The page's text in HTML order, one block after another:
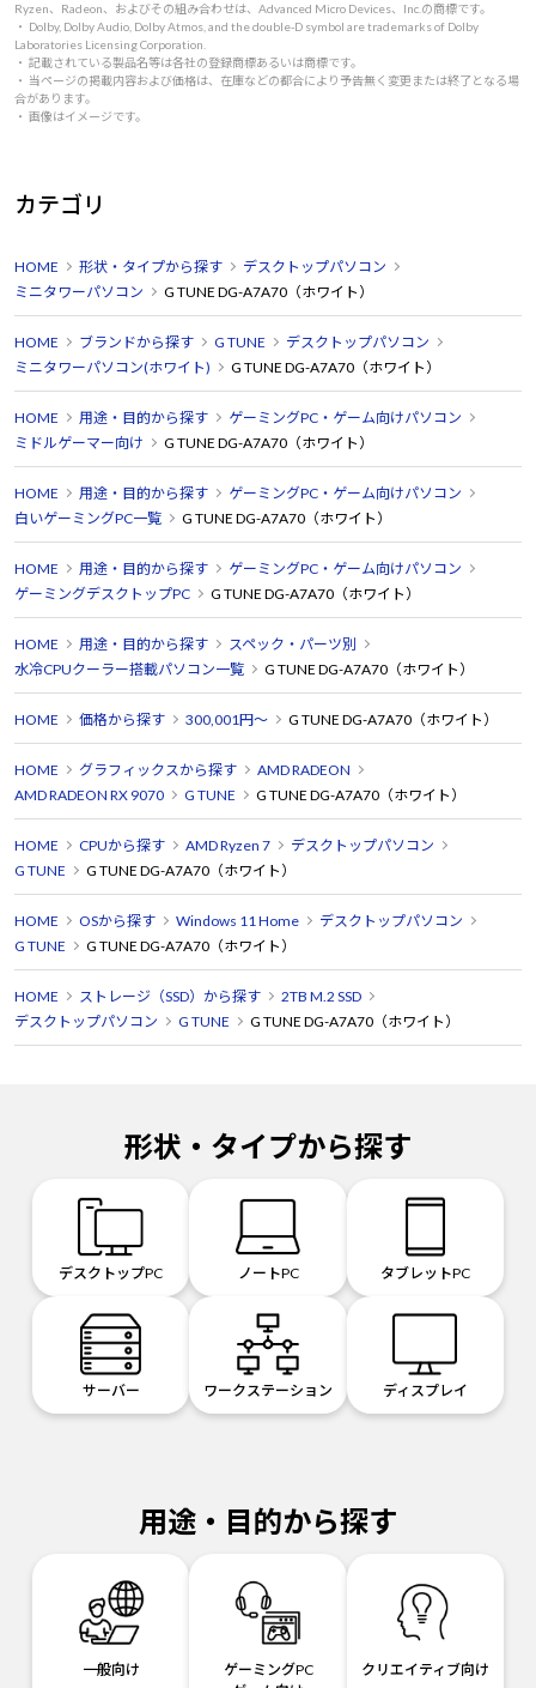
Ryzen、Radeon、およびその組み合わせは、Advanced Micro Devices、Inc.の商標です。
・ Dolby, Dolby Audio, Dolby Atmos, and the double-D symbol are trademarks of Dolby
Laboratories Licensing Corporation.
・ 記載されている製品名等は各社の登録商標あるいは商標です。
・ 当ページの掲載内容および価格は、在庫などの都合により予告無く変更または終了となる場
合があります。
・ 画像はイメージです。
カテゴリ
HOME 形状・タイプから探す
デスクトップパソコン
ミニタワーパソコン
G TUNE DG-A7A70（ホワイト）
HOME ブランドから探す G TUNE
デスクトップパソコン
ミニタワーパソコン(ホワイト)
G TUNE DG-A7A70（ホワイト）
HOME 用途・目的から探す
ゲーミングPC・ゲーム向けパソコン
ミドルゲーマー向け
G TUNE DG-A7A70（ホワイト）
HOME 用途・目的から探す
ゲーミングPC・ゲーム向けパソコン
白いゲーミングPC一覧
G TUNE DG-A7A70（ホワイト）
HOME 用途・目的から探す
ゲーミングPC・ゲーム向けパソコン
ゲーミングデスクトップPC
G TUNE DG-A7A70（ホワイト）
HOME 用途・目的から探す
スペック・パーツ別
水冷CPUクーラー搭載パソコン一覧
G TUNE DG-A7A70（ホワイト）
HOME 価格から探す 300,001円～ G TUNE DG-A7A70（ホワイト）
HOME グラフィックスから探す
AMD RADEON
AMD RADEON RX 9070
G TUNE G TUNE DG-A7A70（ホワイト）
HOME CPUから探す AMD Ryzen 7
デスクトップパソコン
G TUNE
G TUNE DG-A7A70（ホワイト）
HOME OSから探す Windows 11 Home
デスクトップパソコン
G TUNE
G TUNE DG-A7A70（ホワイト）
HOME ストレージ（SSD）から探す
2TB M.2 SSD
デスクトップパソコン
G TUNE G TUNE DG-A7A70（ホワイト）
形状・タイプから探す
デスクトップPC ノートPC タブレットPC
サーバー ワークステーション ディスプレイ
用途・目的から探す
一般向け
ゲーミングPC
クリエイティブ向け